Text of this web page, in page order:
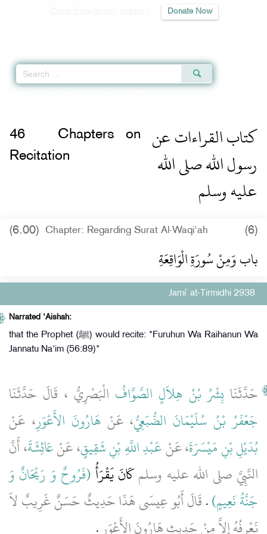
Donate Now
كتاب القراءات عن
رسول الله صلى الله
عليه وسلم
46
Chapters on
Recitation
(6.00) Chapter: Regarding Surat Al-Waqi'ah (6)
باب وَمِنْ سُورَةِ الْوَاقِعَةِ ‏
Jami` at-Tirmidhi 2938
Narrated 'Aishah:
that the Prophet (ﷺ) would recite: "Furuhun Wa Raihanun Wa
Jannatu Na'im (56:89)"
حَدَّثَنَابِشْرُ بْنُ هِلاَلٍ الصَّوَّافُ الْبَصْرِيُّ ، قَالَ حَدَّثَنَا
جَعْفَرُ بْنُ سُلَيْمَانَ الضُّبَعِيُّ، عَنْهَارُونَ الأَعْوَرِ، عَنْ
بُدَيْلِ بْنِ مَيْسَرَةَ، عَنْعَبْدِ اللَّهِ بْنِ شَقِيقٍ، عَنْعَائِشَةَ، أَنَّ
النَّبِيَّ صلى الله عليه وسلمكَانَ يَقْرَأُ ‏‏(‏فَرُوحٌ وَ رَيْحَانٌ وَ
جَنَّةُ نَعِيمٍ‏)‏ ‏.‏قَالَ أَبُو عِيسَى هَذَا حَدِيثٌ حَسَنٌ غَرِيبٌ لاَ
نَعْرِفُهُ إِلاَّ مِنْ حَدِيثِ هَارُونَ الأَعْوَرِ ‏.‏